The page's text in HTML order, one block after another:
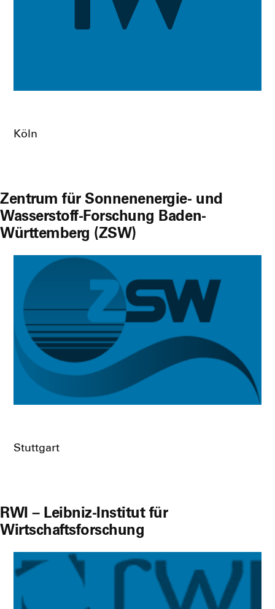
Köln
Zentrum für Sonnenenergie- und
Wasserstoff-Forschung Baden-
Württemberg (ZSW)
Stutt­gart
RWI – Leibniz-Institut für
Wirtschaftsforschung